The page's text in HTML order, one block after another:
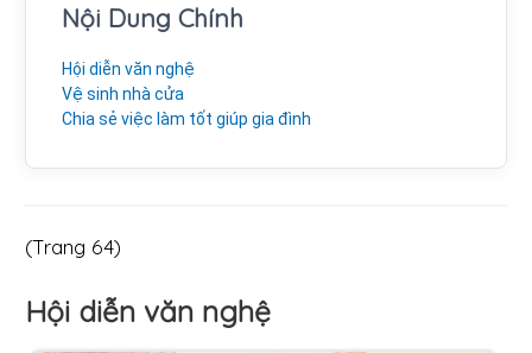
Nội Dung Chính
Hội diễn văn nghệ
Vệ sinh nhà cửa
Chia sẻ việc làm tốt giúp gia đình
(Trang 64)
Hội diễn văn nghệ